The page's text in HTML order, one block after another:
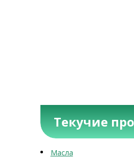
Текучие
Масла